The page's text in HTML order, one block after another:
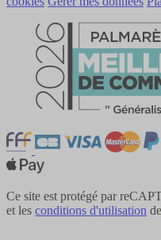
Ce site est protégé par
et les conditions d'utilisation